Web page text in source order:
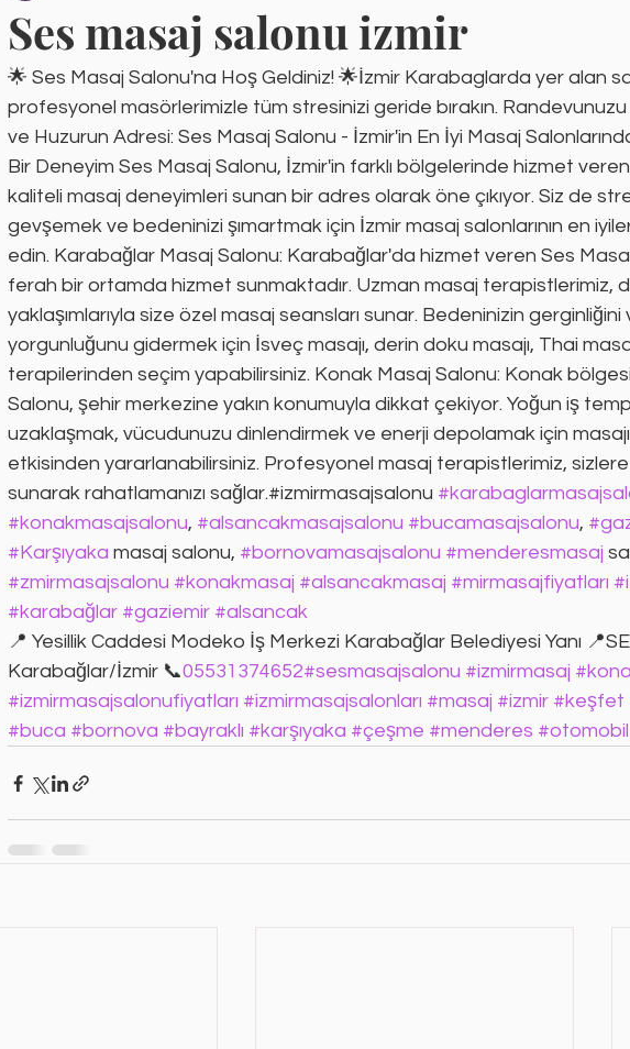
Ses masaj salonu izmir
🌟 Ses Masaj Salonu'na Hoş Geldiniz! 🌟İzmir Karabaglarda yer alan
profesyonel masörlerimizle tüm stresinizi geride bırakın. Randevunuzu
ve Huzurun Adresi: Ses Masaj Salonu - İzmir'in En İyi Masaj
Bir Deneyim Ses Masaj Salonu, İzmir'in farklı bölgelerinde hizmet
kaliteli masaj deneyimleri sunan bir adres olarak öne çıkıyor. Siz de
gevşemek ve bedeninizi şımartmak için İzmir masaj salonlarının en
edin. Karabağlar Masaj Salonu: Karabağlar'da hizmet veren Ses
ferah bir ortamda hizmet sunmaktadır. Uzman masaj terapistlerimiz,
yaklaşımlarıyla size özel masaj seansları sunar. Bedeninizin gerginliğini
yorgunluğunu gidermek için İsveç masajı, derin doku masajı, Thai
terapilerinden seçim yapabilirsiniz. Konak Masaj Salonu: Konak
Salonu, şehir merkezine yakın konumuyla dikkat çekiyor. Yoğun iş
uzaklaşmak, vücudunuzu dinlendirmek ve enerji depolamak için
etkisinden yararlanabilirsiniz. Profesyonel masaj terapistlerimiz,
sunarak rahatlamanızı sağlar.#izmirmasajsalonu
#konakmasajsalonu, #alsancakmasajsalonu #bucamasajsalonu,
#Karşıyaka masaj salonu, #bornovamasajsalonu #menderesmasaj
#zmirmasajsalonu #konakmasaj #alsancakmasaj #mirmasajfiyatları
#karabağlar #gaziemir #alsancak
📍 Yesillik Caddesi Modeko İş Merkezi Karabağlar Belediyesi Yanı
Karabağlar/İzmir 📞05531374652#sesmasajsalonu #izmirmasaj
#izmirmasajsalonufiyatları #izmirmasajsalonları #masaj #izmir #keşfet
#buca #bornova #bayraklı #karşıyaka #çeşme #menderes #otomobil